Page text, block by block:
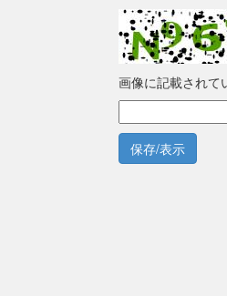
画像に記載されて
保存/表示